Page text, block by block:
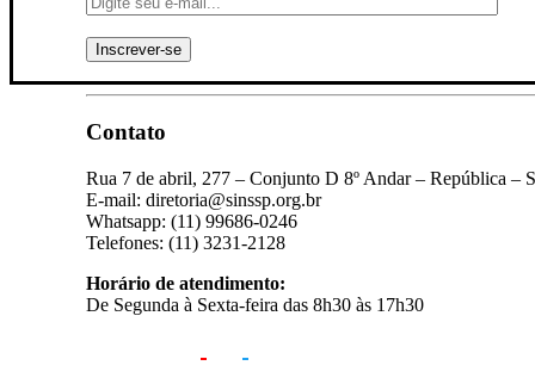
Contato
Rua 7 de abril, 277 – Conjunto D 8º Andar – República –
E-mail: diretoria@sinssp.org.br
Whatsapp: (11) 99686-0246
Telefones: (11) 3231-2128
Horário de atendimento:
De Segunda à Sexta-feira das 8h30 às 17h30